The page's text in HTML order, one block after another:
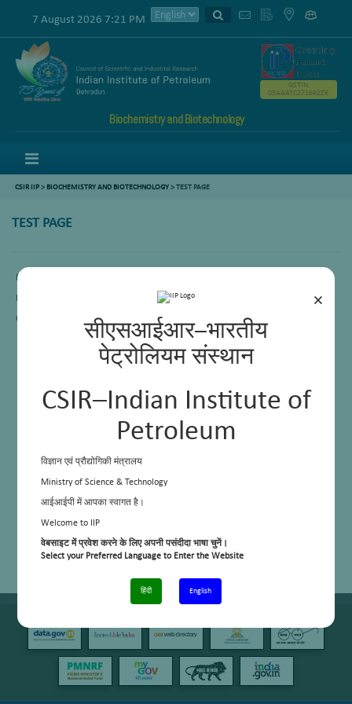
×
सीएसआईआर–भारतीय
पेट्रोलियम संस्थान
CSIR–Indian Institute of
Petroleum
विज्ञान एवं प्रौद्योगिकी मंत्रालय
Ministry of Science & Technology
आईआईपी में आपका स्वागत है।
Welcome to IIP
वेबसाइट में प्रवेश करने के लिए अपनी पसंदीदा भाषा चुनें।
Select your Preferred Language to Enter the Website
हिंदी English
7 August 2026 7:21 PM
Biochemistry and Biotechnology
GSTIN
05AAATC2716R2ZK
CSIR IIP> BIOCHEMISTRY AND BIOTECHNOLOGY>TEST PAGE
TEST PAGE
FOR PHD STUDENTS
CURRENT